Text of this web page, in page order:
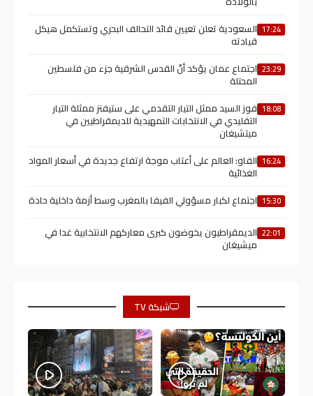
17:24 السعودية تعلن تعيين قائد التحالف البحري وتستكمل هيكل
قيادته
23:29 اجتماع عمان يؤكد أنّ القدس الشرقية جزء من فلسطين
المحتلة
18:08 فوز السيد ممثل التيار التقدمي على ستيفنز ممثلة التيار
التقليدي في الانتخابات التمهيدية للديمقراطيين في
ميتشيغان
16:24 الفاو: العالم على أعتاب موجة ارتفاع جديدة في أسعار المواد
الغذائية
15:30 اجتماع لكبار مسؤولي الفيفا بالمغرب وسط أزمة داخلية حادة
22:01 الديمقراطيون يخوضون كبرى معاركهم الانتخابية غدا في
ميشيغان
شبكة TV